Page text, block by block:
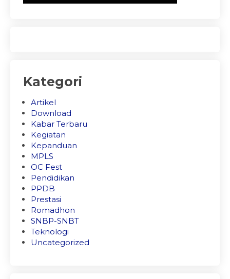
Kategori
Artikel
Download
Kabar Terbaru
Kegiatan
Kepanduan
MPLS
OC Fest
Pendidikan
PPDB
Prestasi
Romadhon
SNBP-SNBT
Teknologi
Uncategorized